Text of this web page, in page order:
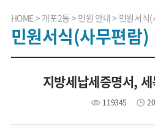
HOME 개포2동 민원 안내 민원서식
민원서식(사무편람)
지방세납세증명서,
119345